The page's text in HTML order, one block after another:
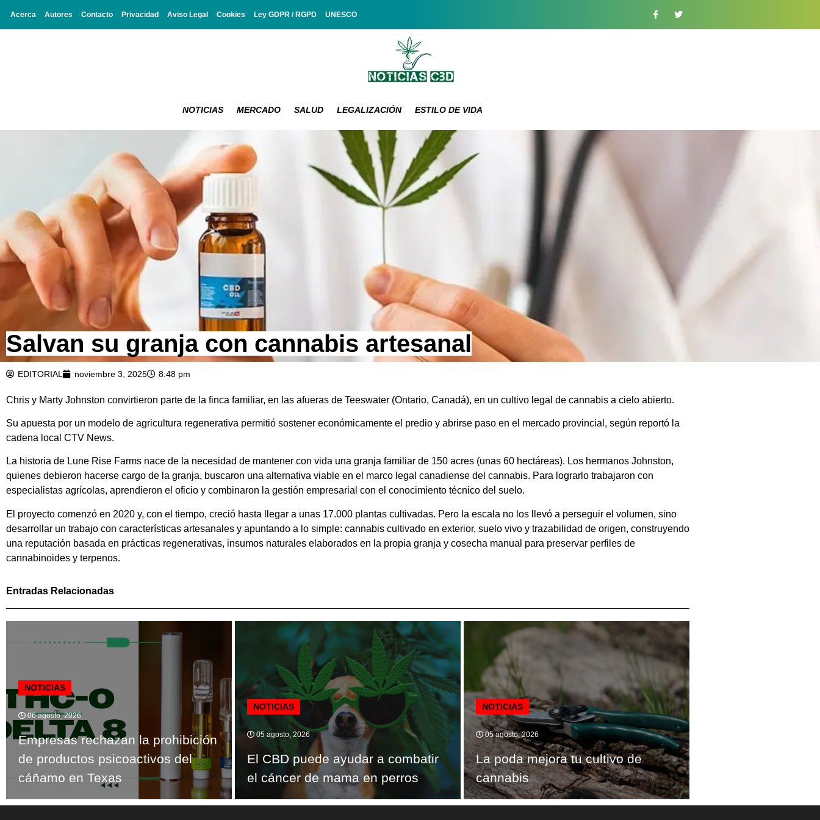
Acerca Autores Contacto Privacidad Aviso Legal Cookies Ley GDPR / RGPD UNESCO
NOTICIAS MERCADO SALUD LEGALIZACIÓN ESTILO DE VIDA
Salvan su granja con cannabis artesanal
EDITORIAL noviembre 3, 2025 8:48 pm
Chris y Marty Johnston convirtieron parte de la finca familiar, en las afueras de Teeswater (Ontario, Canadá), en un cultivo legal de cannabis a cielo abierto.
Su apuesta por un modelo de agricultura regenerativa permitió sostener económicamente el predio y abrirse paso en el mercado provincial, según reportó la
cadena local CTV News.
La historia de Lune Rise Farms nace de la necesidad de mantener con vida una granja familiar de 150 acres (unas 60 hectáreas). Los hermanos Johnston,
quienes debieron hacerse cargo de la granja, buscaron una alternativa viable en el marco legal canadiense del cannabis. Para lograrlo trabajaron con
especialistas agrícolas, aprendieron el oficio y combinaron la gestión empresarial con el conocimiento técnico del suelo.
El proyecto comenzó en 2020 y, con el tiempo, creció hasta llegar a unas 17.000 plantas cultivadas. Pero la escala no los llevó a perseguir el volumen, sino
desarrollar un trabajo con características artesanales y apuntando a lo simple: cannabis cultivado en exterior, suelo vivo y trazabilidad de origen, construyendo
una reputación basada en prácticas regenerativas, insumos naturales elaborados en la propia granja y cosecha manual para preservar perfiles de
cannabinoides y terpenos.
Entradas Relacionadas
NOTICIAS
06 agosto, 2026
Empresas rechazan la prohibición
de productos psicoactivos del
cáñamo en Texas
NOTICIAS
05 agosto, 2026
El CBD puede ayudar a combatir
el cáncer de mama en perros
NOTICIAS
05 agosto, 2026
La poda mejora tu cultivo de
cannabis